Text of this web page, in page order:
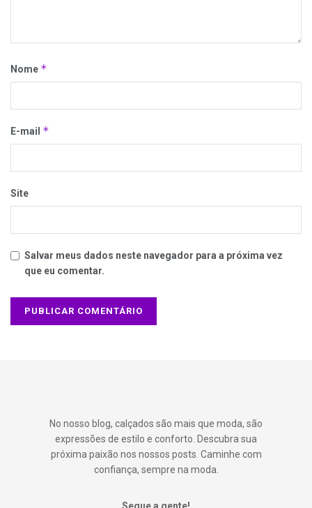
Nome *
E-mail *
Site
Salvar meus dados neste navegador para a próxima vez
que eu comentar.
No nosso blog, calçados são mais que moda, são
expressões de estilo e conforto. Descubra sua
próxima paixão nos nossos posts. Caminhe com
confiança, sempre na moda.